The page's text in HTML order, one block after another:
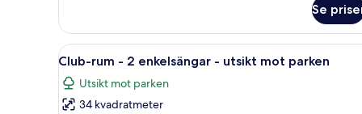
Club
1
sovrum
Se
Öppna
alla
foton
för
Ett hotellrum med två
11
Club-rum - 2 enkelsängar - utsikt mot parken
Utsikt mot parken
34 kvadratmeter